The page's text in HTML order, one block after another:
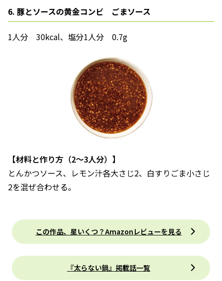
6. 豚とソースの黄金コンビ ごまソース
1人分 30kcal、塩分1人分 0.7g
【材料と作り方（2～3人分）】
とんかつソース、レモン汁各大さじ2、白すりごま小さじ
2を混ぜ合わせる。
この作品、星いくつ？Amazonレビューを見る
『太らない鍋』掲載話一覧